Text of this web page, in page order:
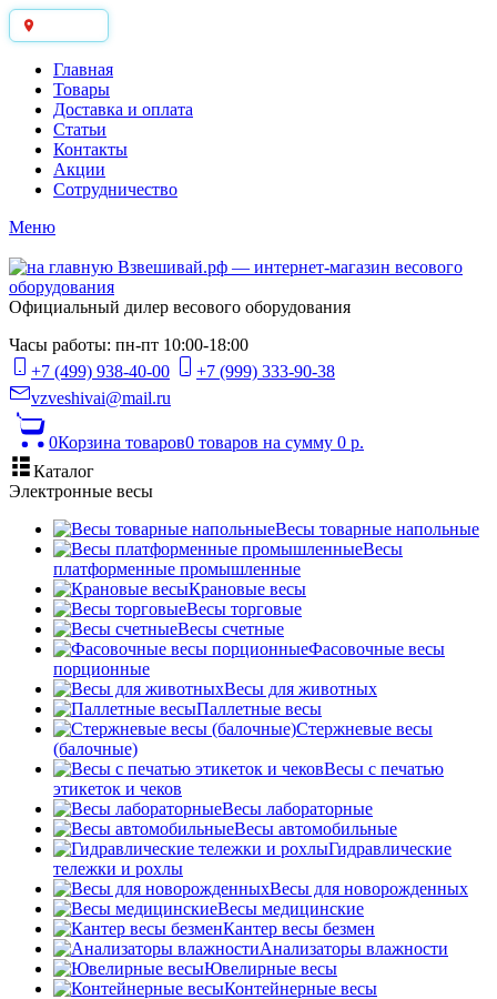
Главная
Товары
Доставка и оплата
Статьи
Контакты
Акции
Сотрудничество
Меню
Официальный дилер весового оборудования
Часы работы: пн-пт 10:00-18:00
+7 (499) 938-40-00
+7 (999) 333-90-38
vzveshivai@mail.ru
0Корзина товаров0 товаров на сумму 0 р.
Каталог
Электронные весы
Весы товарные напольные
Весы
платформенные промышленные
Крановые весы
Весы торговые
Весы счетные
Фасовочные весы
порционные
Весы для животных
Паллетные весы
Стержневые весы
(балочные)
Весы c печатью
этикеток и чеков
Весы лабораторные
Весы автомобильные
Гидравлические
тележки и рохлы
Весы для новорожденных
Весы медицинские
Кантер весы безмен
Анализаторы влажности
Ювелирные весы
Контейнерные весы